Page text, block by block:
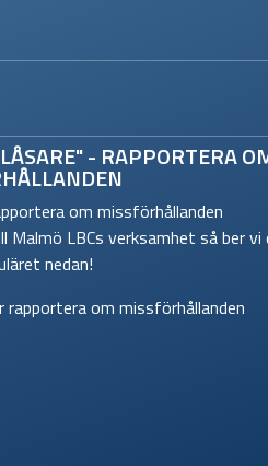
- RAPPORTERA
om missförhållanden
Malmö LBCs verksamhet så ber vi
nedan!
rapportera om missförhållanden